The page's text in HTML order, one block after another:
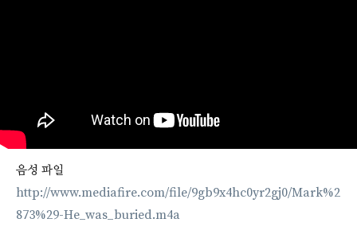
음성 파일
http://www.mediafire.com/file/9gb9x4hc0yr2gj0/Mark%2
873%29-He_was_buried.m4a